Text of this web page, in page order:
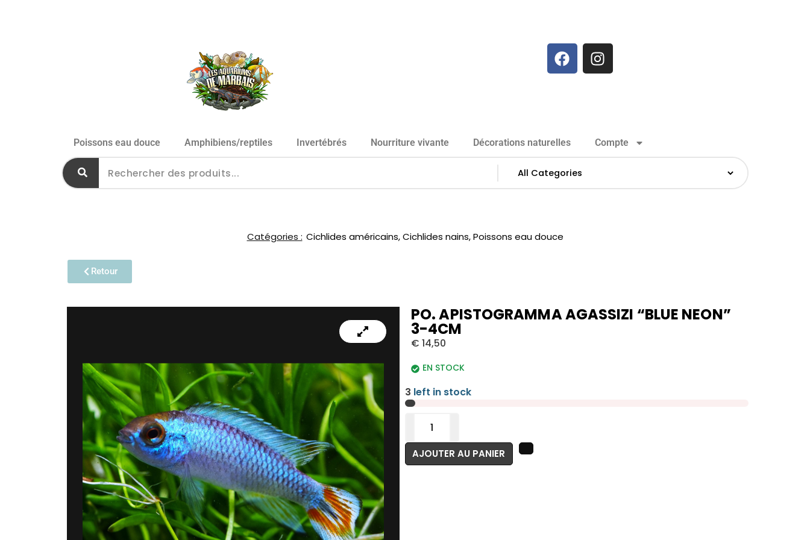
Poissons eau douce Amphibiens/reptiles Invertébrés Nourriture vivante Décorations naturelles Compte
Catégories : Cichlides américains,Cichlides nains,Poissons eau douce
Retour
PO. APISTOGRAMMA AGASSIZI “BLUE NEON”
3-4CM
€ 14,50
EN STOCK
3 left in stock
AJOUTER AU PANIER